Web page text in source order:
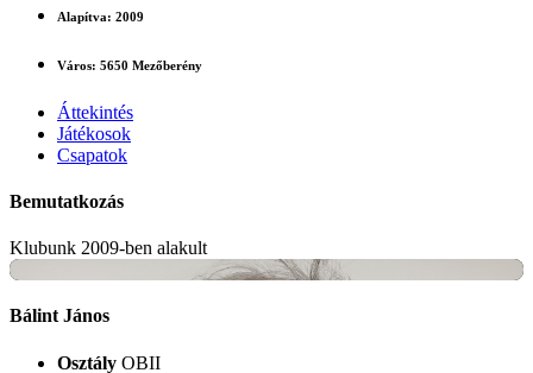
Alapítva: 2009
Város: 5650 Mezőberény
Áttekintés
Játékosok
Csapatok
Bemutatkozás
Klubunk 2009-ben alakult
+
Bálint János
Osztály OBII